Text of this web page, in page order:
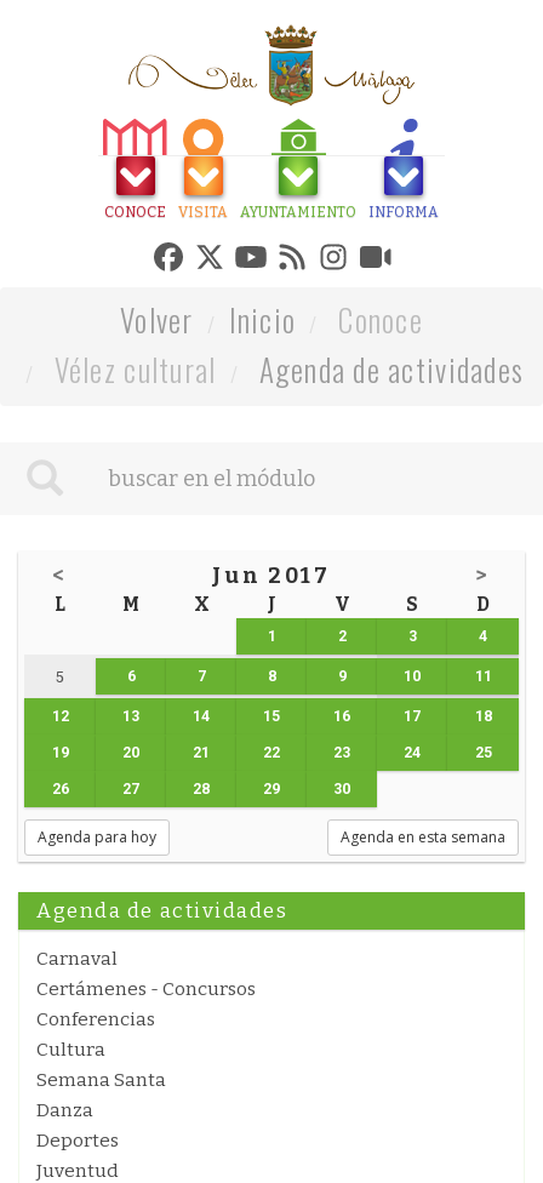
CONOCE VISITA AYUNTAMIENTO INFORMA
Volver Inicio
Conoce
Vélez cultural
Agenda de actividades
< Jun 2017 >
L M X J V S D
1 2 3 4
5 6 7 8 9 10 11
12 13 14 15 16 17 18
19 20 21 22 23 24 25
26 27 28 29 30
Agenda para hoy Agenda en esta semana
Agenda de actividades
Carnaval
Certámenes - Concursos
Conferencias
Cultura
Semana Santa
Danza
Deportes
Juventud